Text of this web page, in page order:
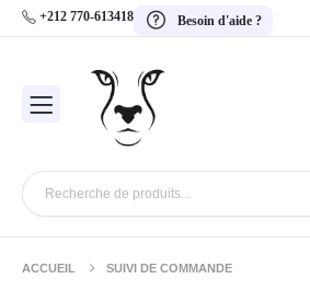
+212 770-613418 Besoin d'aide ?
ACCUEIL SUIVI DE COMMANDE